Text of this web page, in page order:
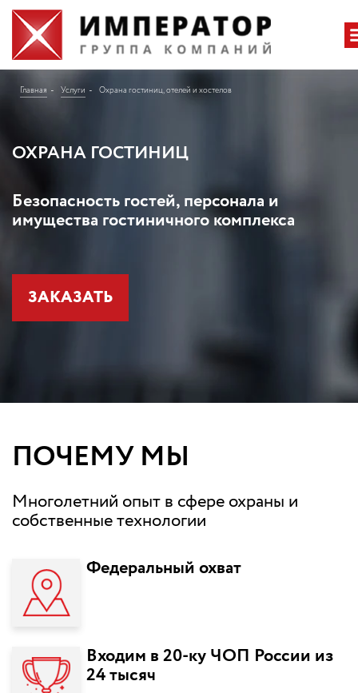
Главная Услуги Охрана гостиниц, отелей и хостелов
ОХРАНА ГОСТИНИЦ
Безопасность гостей, персонала и
имущества гостиничного комплекса
ЗАКАЗАТЬ
ПОЧЕМУ МЫ
Многолетний опыт в сфере охраны и
собственные технологии
Федеральный охват
Входим в 20-ку ЧОП России из
24 тысяч